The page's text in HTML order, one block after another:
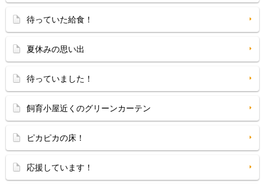
待っていた給食！
夏休みの思い出
待っていました！
飼育小屋近くのグリーンカーテン
ピカピカの床！
応援しています！